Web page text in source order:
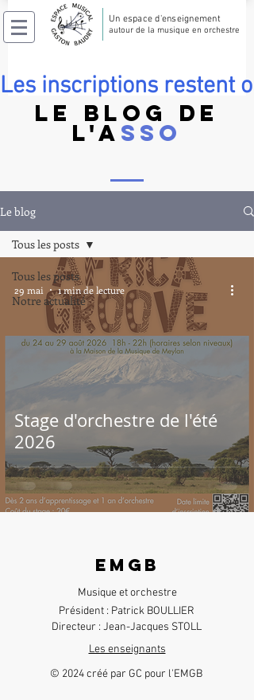
Un espace d'enseignement
autour de la musique en orchestre
Les inscriptions restent
LE BLOG DE
L'A SSO
Le blog
Tous les posts
Notre actualité
Tous les posts
Stage d'orchestre de l'été
2026
29 mai 1 min de lecture
EMGB
Musique et orchestre
​Président : Patrick BOULLIER
Directeur : Jean-Jacques STOLL
Les enseignants
© 2024 créé par GC pour l'EMGB